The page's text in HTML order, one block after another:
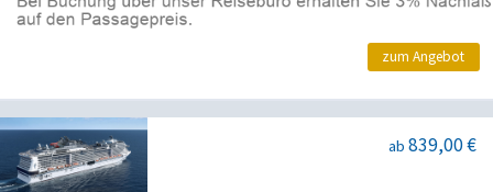
zum Angebot
ab 839,00 €